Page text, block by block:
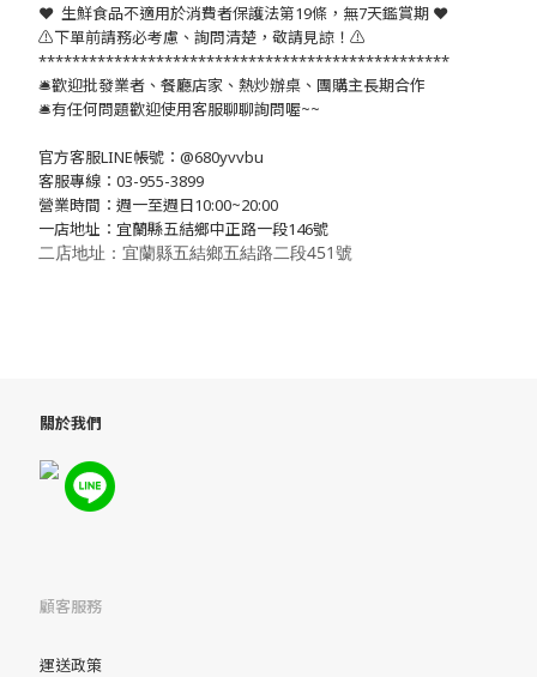
❤️ 生鮮食品不適用於消費者保護法第19條，無7天鑑賞期 ❤️
⚠️下單前請務必考慮、詢問清楚，敬請見諒！⚠️
*************************************************
🛎歡迎批發業者、餐廳店家、熱炒辦桌、團購主長期合作
🛎有任何問題歡迎使用客服聊聊詢問喔~~
官方客服LINE帳號：@680yvvbu
客服專線：03-955-3899
營業時間：週一至週日10:00~20:00
一店地址：宜蘭縣五結鄉中正路一段146號
二店地址：宜蘭縣五結鄉五結路二段451號
關於我們
顧客服務
運送政策